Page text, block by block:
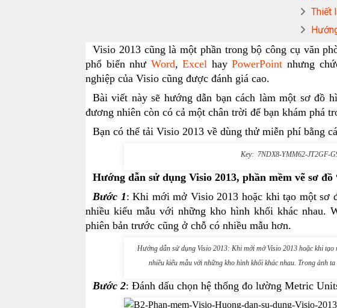
Thiết
Visio 2013 cũng là một phần trong bộ công cụ văn
phổ biến như Word,Excel hayPowerPoint nhưng
nghiệp của Visio cũng được đánh giá cao.
Bài viết này sẽ hướng dẫn bạn cách làm một sơ đồ
đương nhiên còn có cả một chân trời để bạn khám phá
Bạn có thể tải Visio 2013 về dùng thử miễn phí bằng
Key: 7NDX8-YMM62-JT2GF-
Hướng dẫn sử dụng Visio 2013, phần mềm vẽ sơ đồ
Bước 1: Khi mới mở Visio 2013 hoặc khi tạo một sơ
nhiều kiểu mẫu với những kho hình khối khác nhau.
phiên bản trước cũng ở chỗ có nhiều mẫu hơn.
Hướng dẫn sử dụng Visio 2013: Khi mới mở Visio 2013 hoặc khi
nhiều kiểu mẫu với những kho hình khối khác nhau. Trong ảnh
Bước 2: Đánh dấu chọn hệ thống đo lường Metric